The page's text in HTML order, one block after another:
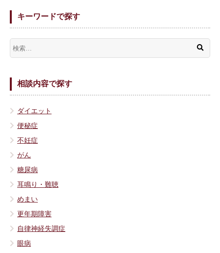
キーワードで探す
相談内容で探す
ダイエット
便秘症
不妊症
がん
糖尿病
耳鳴り・難聴
めまい
更年期障害
自律神経失調症
眼病